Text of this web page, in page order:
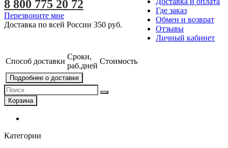
Где заказ
Обмен и возврат
Отзывы
Личный кабинет
8 800 775 20 72
Перезвоните мне
Доставка по всей России 350 руб.
Способ доставки
Сроки,
раб.дней
Стоимость
Подробнее о доставке
Корзина
Категории